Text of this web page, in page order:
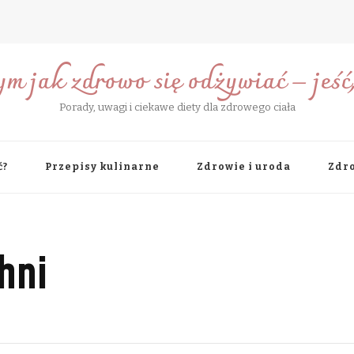
jak zdrowo się odżywiać –
Porady, uwagi i ciekawe diety dla zdrowego ciała
Przepisy kulinarne Zdrowie i uroda